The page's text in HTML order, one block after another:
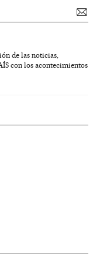
de las noticias,
con los acontecimientos